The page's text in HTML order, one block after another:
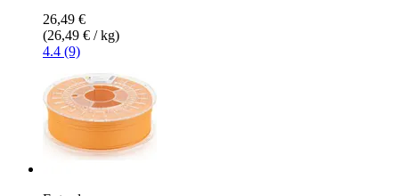
26,49 €
(26,49 € / kg)
4.4 (9)